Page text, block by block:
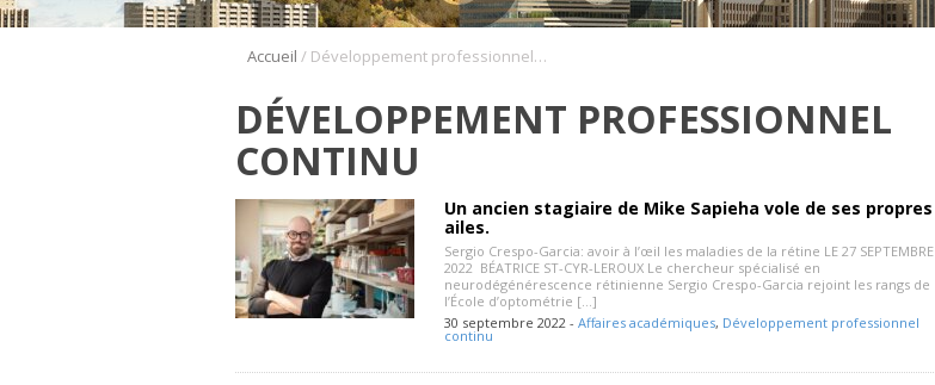
Accueil / Développement professionnel continu
DÉVELOPPEMENT PROFESSIONNEL
CONTINU
Un ancien stagiaire de Mike Sapieha vole de ses propres
ailes.
Sergio Crespo-Garcia: avoir à l’œil les maladies de la rétine LE 27 SEPTEMBRE
2022 BÉATRICE ST-CYR-LEROUX Le chercheur spécialisé en
neurodégénérescence rétinienne Sergio Crespo-Garcia rejoint les rangs de
l’École d’optométrie […]
30 septembre 2022 - Affaires académiques, Développement professionnel
continu